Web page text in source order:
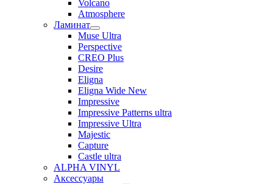
Volcano
Atmosphere
Ламинат
Muse Ultra
Perspective
CREO Plus
Desire
Eligna
Eligna Wide New
Impressive
Impressive Patterns ultra
Impressive Ultra
Majestic
Capture
Castle ultra
ALPHA VINYL
Аксессуары